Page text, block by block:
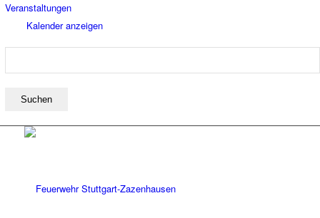
Veranstaltungen
Kalender anzeigen
Suchen